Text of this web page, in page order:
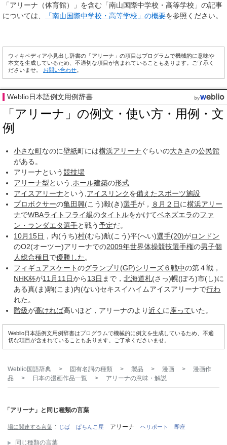
「アリーナ（体育館）」を含む「南山国際中学校・高等学校」の記事
については、
「南山国際中学校・高等学校」の概要を参照ください。
ウィキペディア小見出し辞書の「アリーナ」の項目はプログラムで機械的に意味や
本文を生成しているため、不適切な項目が含まれていることもあります。ご了承く
ださいませ。 お問い合わせ
Weblio日本語例文用例辞書
「アリーナ」の例文・使い方・用例・文
例
小さな町なのに壁紙町には横浜アリーナ ぐらいの大きさの公民館
がある。
アリーナという競技場
アリーナ型という,ホール建築の形式
アイスアリーナという,アイスリンクを備えたスポーツ施設
プロボクサーの亀田興(こう)毅(き)選手が， ８月２日に横浜アリー
ナでWBAライトフライ級のタイトルをかけてベネズエラのファ
ン・ランダエタ選手と戦う予定だ。
10月15日 ，内(うち)村(むら)航(こう)平(へい)選手(20)がロンドン
のO2(オーツー)アリーナでの2009年世界体操競技選手権の男子個
人総合種目 で優勝した。
フィギュアスケートのグランプリ (GP)シリーズ６戦中の第４戦，
NHK杯が11月11日から13日 まで，北海道札(さっ)幌(ぽろ)市(し)に
ある真(ま)駒(こま)内(ない)セキスイハイムアイスアリーナで行わ
れた。
階級が高ければ高いほど，アリーナのより近く に座っていた。
Weblio日本語例文用例辞書はプログラムで機械的に例文を生成しているため、不適
切な項目が含まれていることもあります。ご了承くださいませ。
Weblio国語辞典 > 固有名詞の種類 > 製品 > 漫画 >
漫画作
品
> 日本の漫画作品一覧 > アリーナの意味・解説
「アリーナ」と同じ種類の言葉
場に関連する言葉 じば ぱちんこ屋 アリーナ ヘリポート 即座
同じ種類の言葉